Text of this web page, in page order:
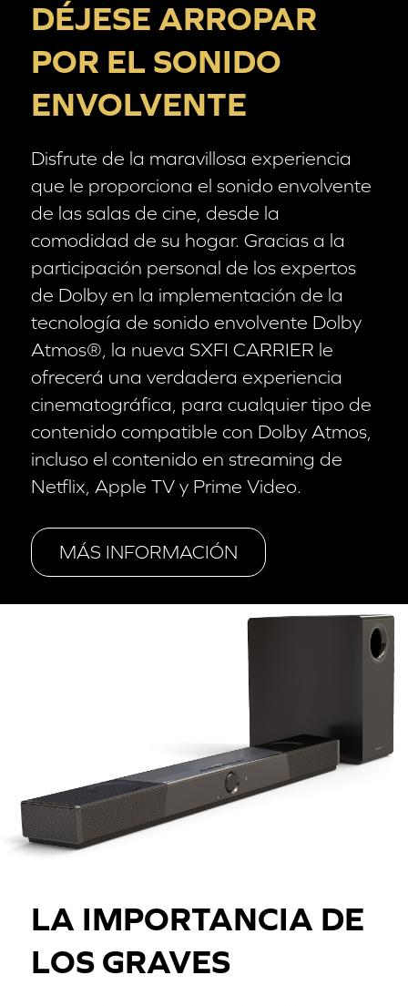
DÉJESE ARROPAR
POR EL SONIDO
ENVOLVENTE
Disfrute de la maravillosa experiencia
que le proporciona el sonido envolvente
de las salas de cine, desde la
comodidad de su hogar. Gracias a la
participación personal de los expertos
de Dolby en la implementación de la
tecnología de sonido envolvente Dolby
Atmos®, la nueva SXFI CARRIER le
ofrecerá una verdadera experiencia
cinematográfica, para cualquier tipo de
contenido compatible con Dolby Atmos,
incluso el contenido en streaming de
Netflix, Apple TV y Prime Video.
MÁS INFORMACIÓN
LA IMPORTANCIA DE
LOS GRAVES